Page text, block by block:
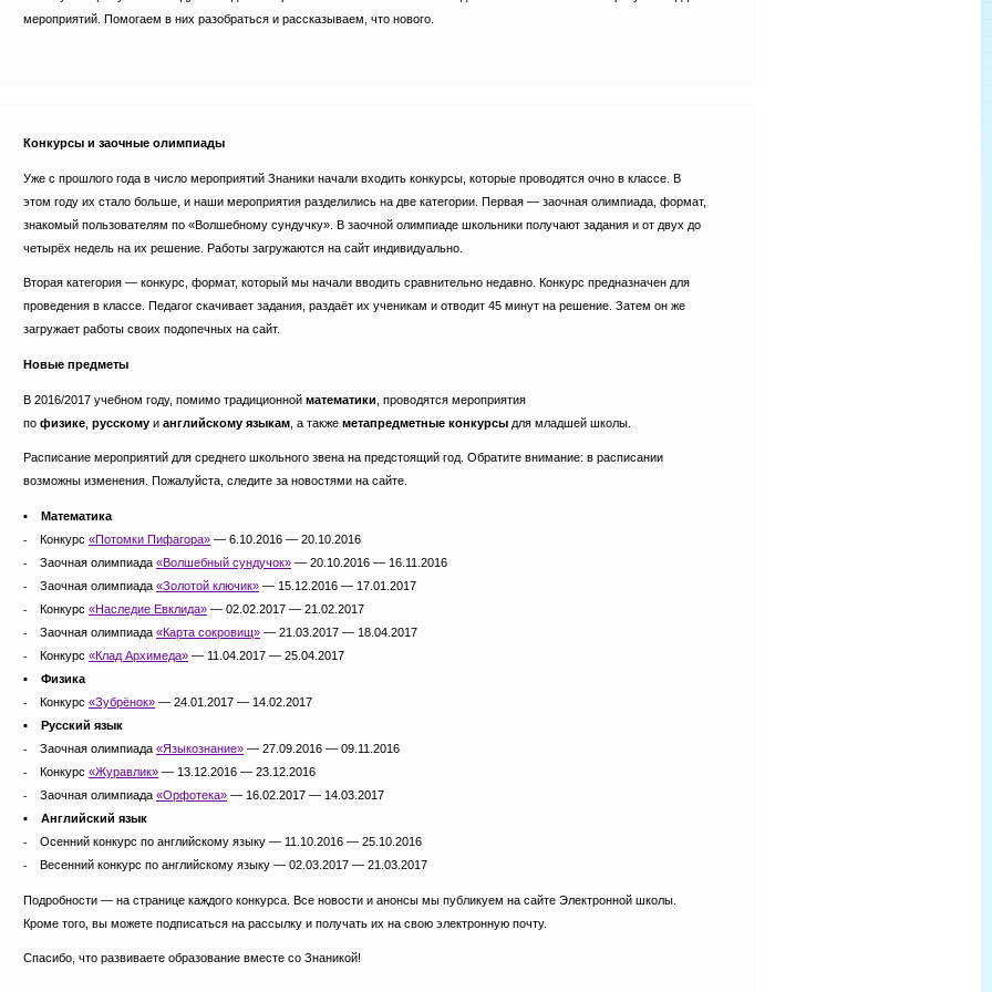
мероприятий. Помогаем в них разобраться и рассказываем, что нового.
Конкурсы и заочные олимпиады
Уже с прошлого года в число мероприятий Знаники начали входить конкурсы, которые проводятся очно в классе. В
этом году их стало больше, и наши мероприятия разделились на две категории. Первая — заочная олимпиада, формат,
знакомый пользователям по «Волшебному сундучку». В заочной олимпиаде школьники получают задания и от двух до
четырёх недель на их решение. Работы загружаются на сайт индивидуально.
Вторая категория — конкурс, формат, который мы начали вводить сравнительно недавно. Конкурс предназначен для
проведения в классе. Педагог скачивает задания, раздаёт их ученикам и отводит 45 минут на решение. Затем он же
загружает работы своих подопечных на сайт.
Новые предметы
В 2016/2017 учебном году, помимо традиционной математики , проводятся мероприятия
по физике русскому и английскому языкам , а также метапредметные конкурсы для младшей школы.
Расписание мероприятий для среднего школьного звена на предстоящий год. Обратите внимание: в расписании
возможны изменения. Пожалуйста, следите за новостями на сайте.
▪ Математика
⁃ Конкурс «Потомки Пифагора» — 6.10.2016 — 20.10.2016
⁃ Заочная олимпиада «Волшебный сундучок» — 20.10.2016 — 16.11.2016
⁃ Заочная олимпиада «Золотой ключик» — 15.12.2016 — 17.01.2017
⁃ Конкурс «Наследие Евклида» — 02.02.2017 — 21.02.2017
⁃ Заочная олимпиада «Карта сокровищ» — 21.03.2017 — 18.04.2017
⁃ Конкурс «Клад Архимеда» — 11.04.2017 — 25.04.2017
▪ Физика
⁃ Конкурс «Зубрёнок» — 24.01.2017 — 14.02.2017
▪ Русский язык
⁃ Заочная олимпиада «Языкознание» — 27.09.2016 — 09.11.2016
⁃ Конкурс «Журавлик» — 13.12.2016 — 23.12.2016
⁃ Заочная олимпиада «Орфотека» — 16.02.2017 — 14.03.2017
▪ Английский язык
⁃ Осенний конкурс по английскому языку — 11.10.2016 — 25.10.2016
⁃ Весенний конкурс по английскому языку — 02.03.2017 — 21.03.2017
Подробности — на странице каждого конкурса. Все новости и анонсы мы публикуем на сайте Электронной школы.
Кроме того, вы можете подписаться на рассылку и получать их на свою электронную почту.
Спасибо, что развиваете образование вместе со Знаникой!